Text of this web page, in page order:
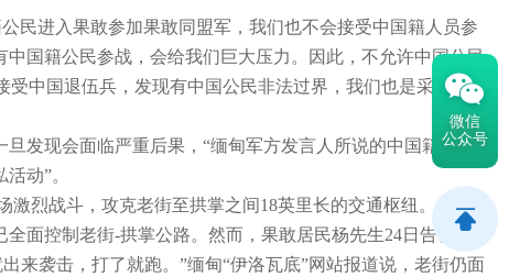
民进入果敢参加果敢同盟军，我们也不会接受中国籍人员参
国籍公民参战，会给我们巨大压力。因此，不允许中国公民
中国退伍兵，发现有中国公民非法过界，我们也是采取劝返
发现会面临严重后果，“缅甸军方发言人所说的中国籍人员被
动”。
烈战斗，攻克老街至拱掌之间18英里长的交通枢纽。此役缅
面控制老街-拱掌公路。然而，果敢居民杨先生24日告诉《环
来袭击，打了就跑。”缅甸“伊洛瓦底”网站报道说，老街仍面
微信
公众号